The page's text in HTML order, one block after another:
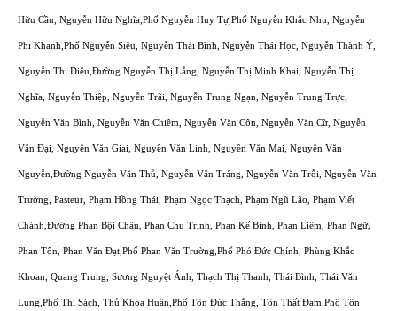
Hữu Cầu, Nguyễn Hữu Nghĩa,Phố Nguyễn Huy Tự,Phố Nguyễn Khắc Nhu, Nguyễn
Phi Khanh,Phố Nguyễn Siêu, Nguyễn Thái Bình, Nguyễn Thái Học, Nguyễn Thành Ý,
Nguyễn Thị Diệu,Đường Nguyễn Thị Lắng, Nguyễn Thị Minh Khai, Nguyễn Thị
Nghĩa, Nguyễn Thiệp, Nguyễn Trãi, Nguyễn Trung Ngạn, Nguyễn Trung Trực,
Nguyễn Văn Bình, Nguyễn Văn Chiêm, Nguyễn Văn Côn, Nguyễn Văn Cừ, Nguyễn
Văn Đại, Nguyễn Văn Giai, Nguyễn Văn Linh, Nguyễn Văn Mai, Nguyễn Văn
Nguyễn,Đường Nguyễn Văn Thủ, Nguyễn Văn Tráng, Nguyễn Văn Trỗi, Nguyễn Văn
Trường, Pasteur, Phạm Hồng Thái, Phạm Ngọc Thạch, Phạm Ngũ Lão, Phạm Viết
Chánh,Đường Phan Bội Châu, Phan Chu Trinh, Phan Kế Bính, Phan Liêm, Phan Ngữ,
Phan Tôn, Phan Văn Đạt,Phố Phan Văn Trường,Phố Phó Đức Chính, Phùng Khắc
Khoan, Quang Trung, Sương Nguyệt Ánh, Thạch Thị Thanh, Thái Bình, Thái Văn
Lung,Phố Thi Sách, Thủ Khoa Huân,Phố Tôn Đức Thắng, Tôn Thất Đạm,Phố Tôn